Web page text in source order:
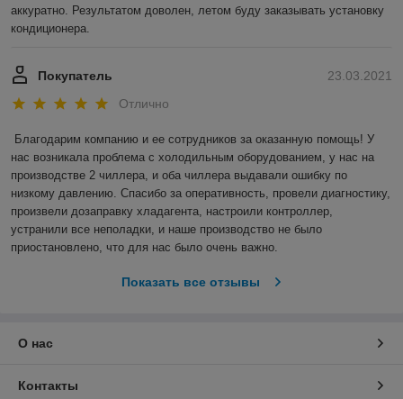
аккуратно. Результатом доволен, летом буду заказывать установку
кондиционера.
23.03.2021
Покупатель
Отлично
Благодарим компанию и ее сотрудников за оказанную помощь! У
нас возникала проблема с холодильным оборудованием, у нас на
производстве 2 чиллера, и оба чиллера выдавали ошибку по
низкому давлению. Спасибо за оперативность, провели диагностику,
произвели дозаправку хладагента, настроили контроллер,
устранили все неполадки, и наше производство не было
приостановлено, что для нас было очень важно.
Показать все отзывы
О нас
Контакты